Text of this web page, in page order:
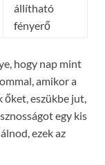
állítható
fényerő
hogy nap mint
amikor a
őket, eszükbe jut,
egy kis
ezek az